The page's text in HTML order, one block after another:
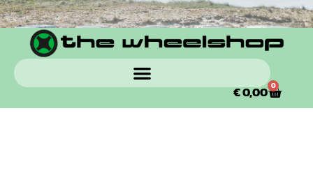
€0,00 0